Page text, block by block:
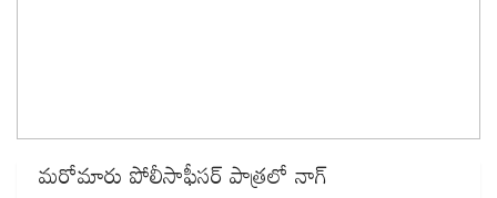
మరోమారు పోలీసాఫీసర్‌ పాత్రలో నాగ్‌